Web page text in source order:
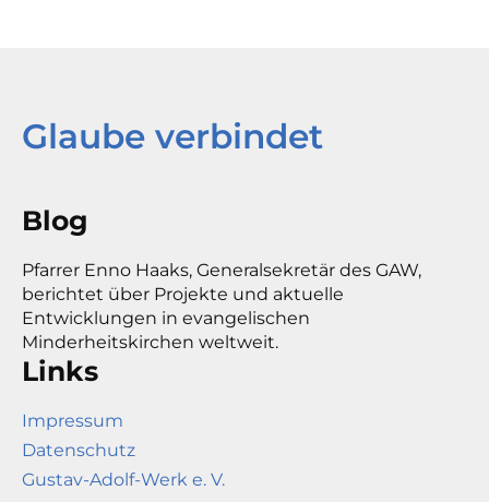
Glaube verbindet
Blog
Pfarrer Enno Haaks, Generalsekretär des GAW,
berichtet über Projekte und aktuelle
Entwicklungen in evangelischen
Minderheitskirchen weltweit.
Links
Impressum
Datenschutz
Gustav-Adolf-Werk e. V.